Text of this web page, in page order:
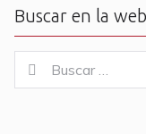
Buscar en la web
for:
Buscar